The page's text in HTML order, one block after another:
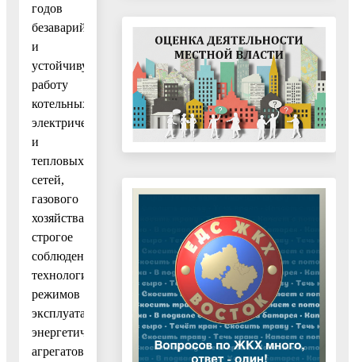
годов
безаварийную
и
устойчивую
работу
котельных,
электрических
и
тепловых
сетей,
газового
хозяйства,
строгое
соблюдение
технологических
режимов
эксплуатации
энергетических
агрегатов